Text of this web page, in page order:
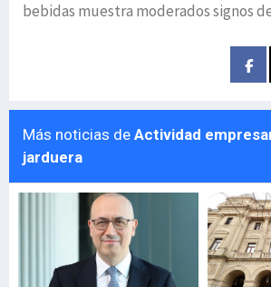
bebidas muestra moderados signos
Más noticias de Actividad
jarduera